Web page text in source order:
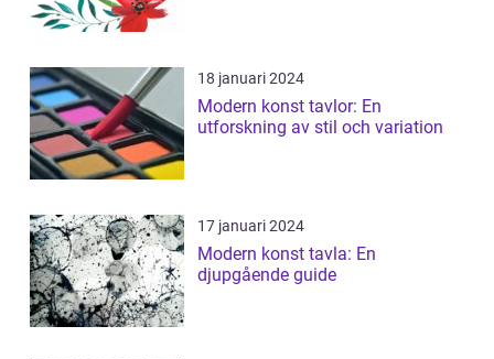
18 januari 2024
Modern konst tavlor: En
utforskning av stil och variation
17 januari 2024
Modern konst tavla: En
djupgående guide